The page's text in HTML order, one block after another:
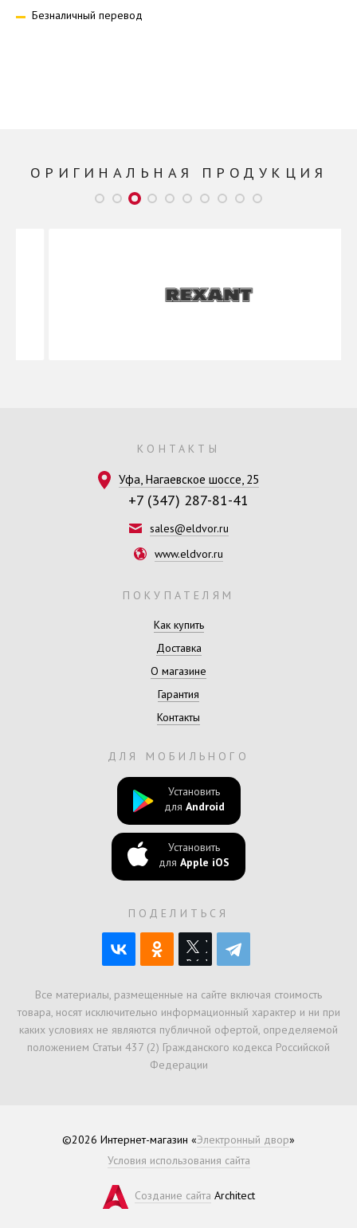
Безналичный перевод
ОРИГИНАЛЬНАЯ ПРОДУКЦИЯ
КОНТАКТЫ
Уфа, Нагаевское шоссе, 25
+7 (347) 287-81-41
sales@eldvor.ru
www.eldvor.ru
ПОКУПАТЕЛЯМ
Как купить
Доставка
О магазине
Гарантия
Контакты
ДЛЯ МОБИЛЬНОГО
Установить
для Android
Установить
для Apple iOS
ПОДЕЛИТЬСЯ
Все материалы, размещенные на сайте включая стоимость
товара, носят исключительно информационный характер и ни при
каких условиях не являются публичной офертой, определяемой
положением Статьи 437 (2) Гражданского кодекса Российской
Федерации
©2026 Интернет-магазин «Электронный двор»
Условия использования сайта
Создание сайта Architect